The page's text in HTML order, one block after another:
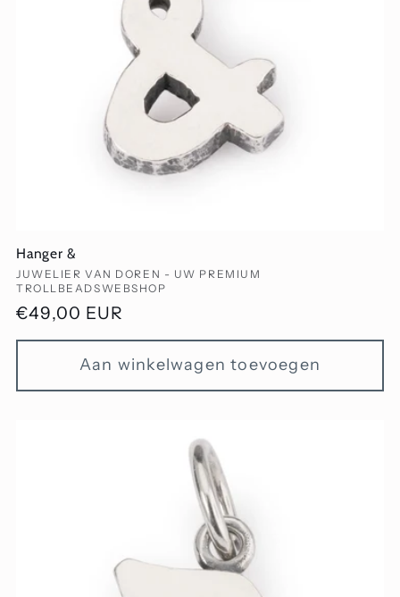
Hanger &
Verkoper:
JUWELIER VAN DOREN - UW PREMIUM
TROLLBEADSWEBSHOP
Normale
prijs
€49,00 EUR
Aan winkelwagen toevoegen